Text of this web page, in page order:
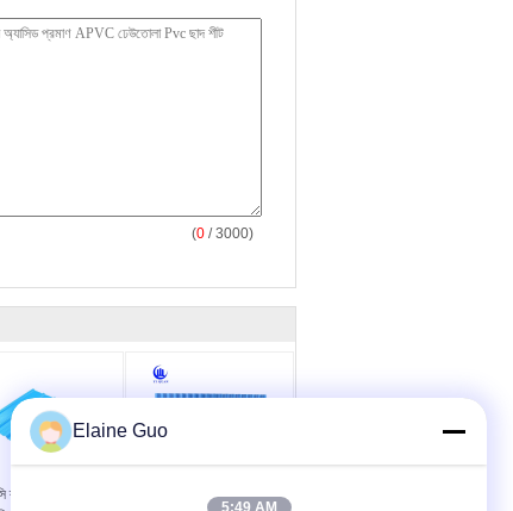
(0 / 3000)
রুফ শীট ২.৫মিমি পুরু
ইউভি প্রতিরোধী ইউপিভিসি ছাদ
Elaine Guo
5:49 AM